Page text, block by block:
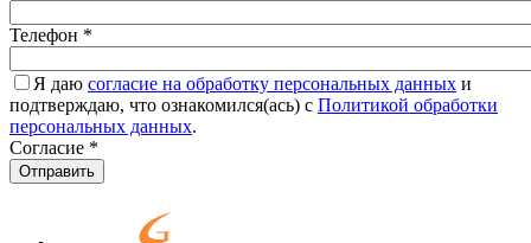
Телефон *
Я даю согласие на обработку персональных данных и
подтверждаю, что ознакомился(ась) с Политикой обработки
персональных данных.
Согласие *
Отправить